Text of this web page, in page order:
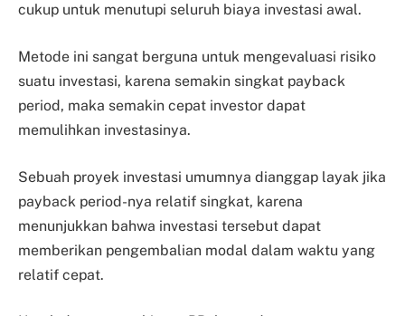
cukup untuk menutupi seluruh biaya investasi awal.
Metode ini sangat berguna untuk mengevaluasi risiko
suatu investasi, karena semakin singkat payback
period, maka semakin cepat investor dapat
memulihkan investasinya.
Sebuah proyek investasi umumnya dianggap layak jika
payback period-nya relatif singkat, karena
menunjukkan bahwa investasi tersebut dapat
memberikan pengembalian modal dalam waktu yang
relatif cepat.